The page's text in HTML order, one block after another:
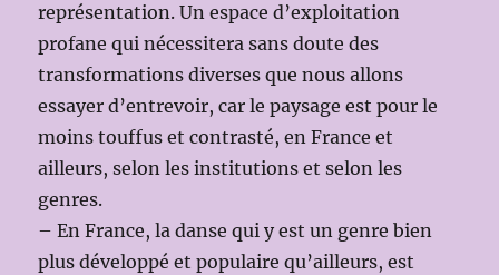
représentation. Un espace d’exploitation
profane qui nécessitera sans doute des
transformations diverses que nous allons
essayer d’entrevoir, car le paysage est pour le
moins touffus et contrasté, en France et
ailleurs, selon les institutions et selon les
genres.
– En France, la danse qui y est un genre bien
plus développé et populaire qu’ailleurs, est